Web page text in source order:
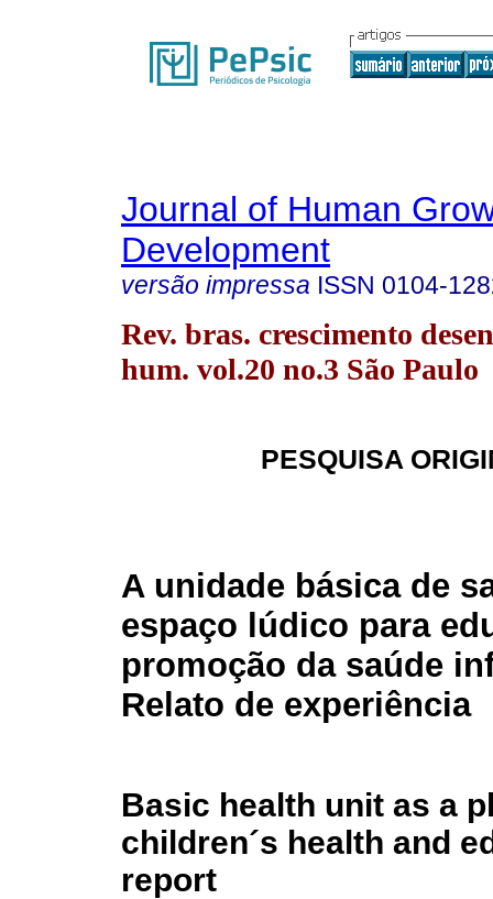
Journal of Human
Development
versão impressa ISSN 0104-
Rev. bras. crescimento
hum. vol.20 no.3 São Paulo
PESQUISA
A unidade básica de
espaço lúdico para
promoção da saúde
Relato de experiência
Basic health unit as a
children´s health and
report